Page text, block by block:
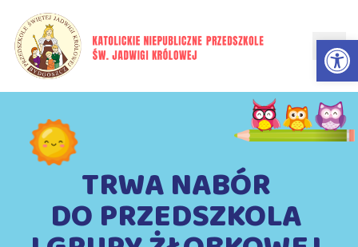
content
TRWA NABÓR
DO PRZEDSZKOLA